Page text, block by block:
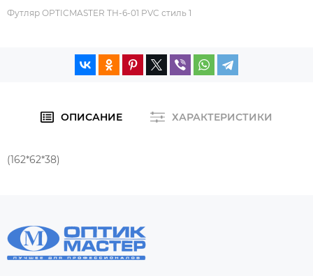
Футляр OPTICMASTER ТН-6-01 PVC стиль 1
ОПИСАНИЕ ХАРАКТЕРИСТИКИ
(162*62*38)